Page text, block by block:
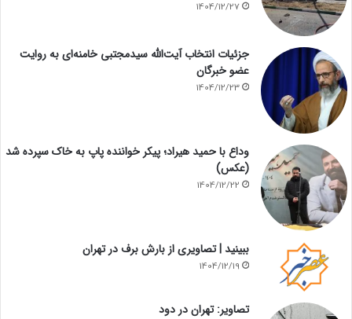
1404/12/27
جزئیات انتخاب آیت‌الله سیدمجتبی خامنه‌ای به روایت
عضو خبرگان
1404/12/23
وداع با حمید هیراد؛ پیکر خواننده پاپ به خاک سپرده شد
(عکس)
1404/12/22
ببینید | تصاویری از بارش برف در تهران
1404/12/19
تصاویر: تهران در دود